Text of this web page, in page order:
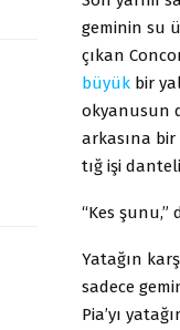
geminin su
çıkan
büyük bir
okyanusun
arkasına
tığ işi
“Kes şunu,”
Yatağın
sadece
Pia’yı